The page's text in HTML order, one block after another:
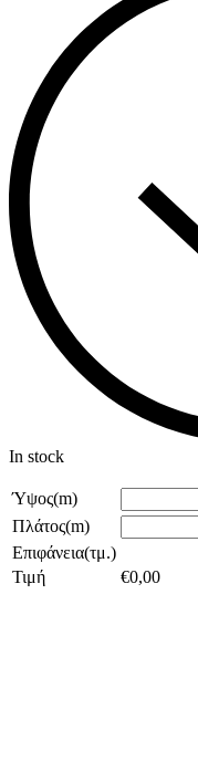
In stock
Ύψος(m)
Πλάτος(m)
Επιφάνεια(τμ.)
Τιμή
€0,00